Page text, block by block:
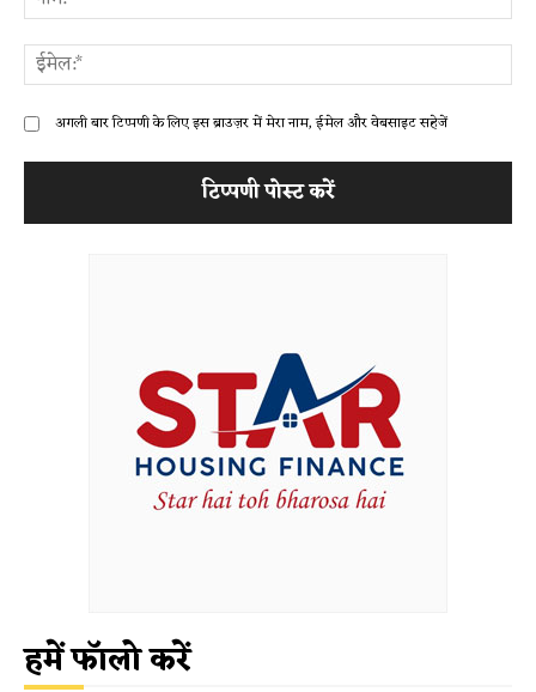
अगली बार टिप्पणी के लिए इस ब्राउज़र में मेरा नाम, ईमेल और वेबसाइट सहेजें
हमें फॉलो करें